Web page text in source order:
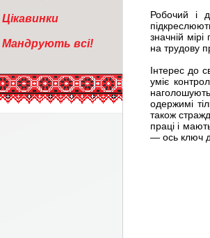
Цікавинки
Мандрують всі!
Робочий і
значній
на трудову
Інтерес до
уміє
одержимі
також
праці і
— ось ключ